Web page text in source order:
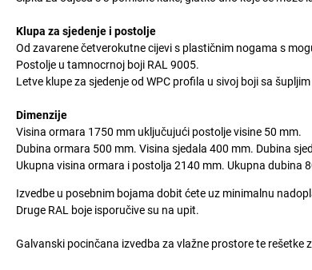
Klupa za sjedenje i postolje
Od zavarene četverokutne cijevi s plastičnim nogama s
Postolje u tamnocrnoj boji RAL 9005.
Letve klupe za sjedenje od WPC profila u sivoj boji sa
Dimenzije
Visina ormara 1750 mm uključujući postolje visine 50 mm.
Dubina ormara 500 mm. Visina sjedala 400 mm. Dubina
Ukupna visina ormara i postolja 2140 mm. Ukupna dubina
Izvedbe u posebnim bojama dobit ćete uz minimalnu
Druge RAL boje isporučive su na upit.
Galvanski pocinčana izvedba za vlažne prostore te